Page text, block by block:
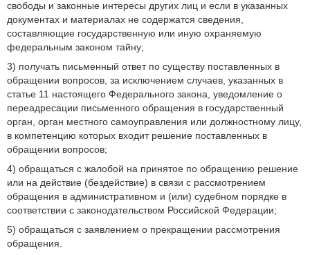
свободы и законные интересы других лиц и если в указанных
документах и материалах не содержатся сведения,
составляющие государственную или иную охраняемую
федеральным законом тайну;
3) получать письменный ответ по существу поставленных в
обращении вопросов, за исключением случаев, указанных в
статье 11 настоящего Федерального закона, уведомление о
переадресации письменного обращения в государственный
орган, орган местного самоуправления или должностному лицу,
в компетенцию которых входит решение поставленных в
обращении вопросов;
4) обращаться с жалобой на принятое по обращению решение
или на действие (бездействие) в связи с рассмотрением
обращения в административном и (или) судебном порядке в
соответствии с законодательством Российской Федерации;
5) обращаться с заявлением о прекращении рассмотрения
обращения.